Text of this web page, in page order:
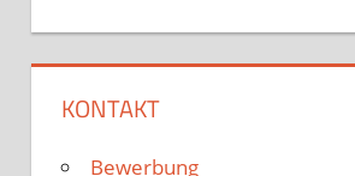
KONTAKT
Bewerbung